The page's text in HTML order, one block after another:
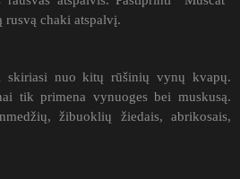
rusvą chaki atspalvį.
skiriasi nuo kitų rūšinių vynų kvapų.
tik primena vynuoges bei muskusą.
žibuoklių žiedais, abrikosais,